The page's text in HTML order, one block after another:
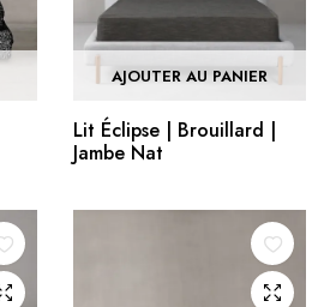
AJOUTER AU PANIER
Lit Éclipse | Brouillard |
Jambe Nat